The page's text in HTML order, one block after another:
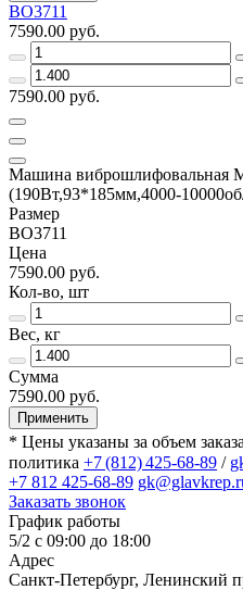
ВО3711
7590.00 руб.
7590.00 руб.
Машина виброшлифовальная
(190Вт,93*185мм,4000-
Размер
ВО3711
Цена
7590.00 руб.
Кол-во, шт
Вес, кг
Сумма
7590.00 руб.
Применить
* Цены указаны за объем
политика +7 (812) 425-68-89 /
+7 812 425-68-89
Заказать звонок
График работы
5/2 с 09:00 до 18:00
Адрес
Санкт-Петербург, Ленинский